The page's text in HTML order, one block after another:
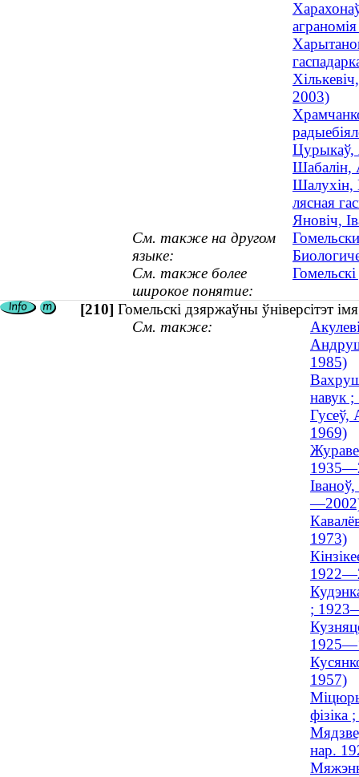
2003)
Цурыкаў,
Шабалін,
Шалухін,
лясная
Яновіч,
См. также на другом
языке:
См. также более
широкое понятие:
[210] Гомельскі дзяржаўны ўніверсітэт
См. также:
1985)
навук
Гусеў,
1969)
1973)
;
1957)
нар.